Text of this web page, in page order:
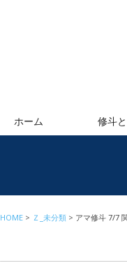
ホーム 修斗
HOME Ｚ_未分類 アマ修斗 7/7